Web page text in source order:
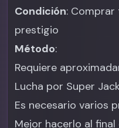
Condición:
prestigio
Método:
Requiere
Lucha por Super
Es necesario varios
Mejor hacerlo al